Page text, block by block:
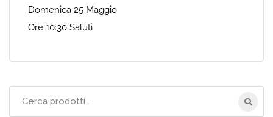
Domenica 25 Maggio
Ore 10:30 Saluti